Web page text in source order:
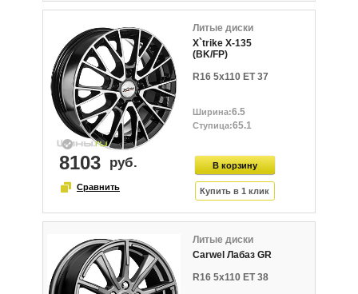
Литые диски
X`trike X-135
(BK/FP)
R16 5x110 ET 37
6.5
65.1
8103
Литые диски
Carwel Лабаз GR
R16 5x110 ET 38